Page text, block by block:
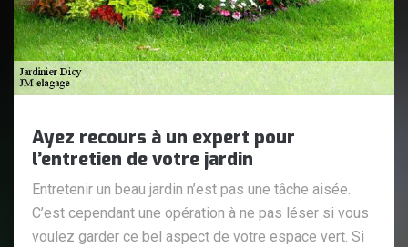
Ayez recours à un expert pour
l’entretien de votre jardin
Entretenir un beau jardin n’est pas une tâche aisée.
C’est cependant une opération à ne pas léser si vous
voulez garder ce bel aspect de votre espace vert. Si